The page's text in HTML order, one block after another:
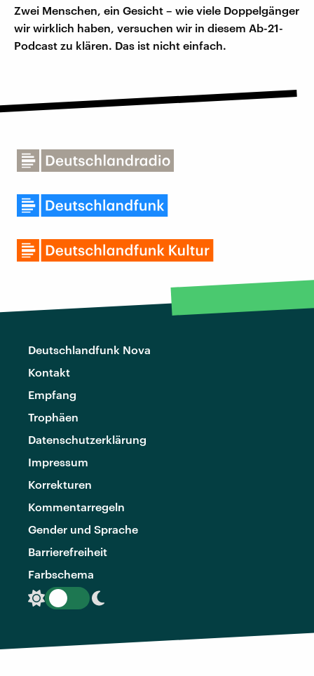
Zwei Menschen, ein Gesicht – wie viele Doppelgänger
wir wirklich haben, versuchen wir in diesem Ab-21-
Podcast zu klären. Das ist nicht einfach.
Deutschlandfunk Nova
Kontakt
Empfang
Trophäen
Datenschutzerklärung
Impressum
Korrekturen
Kommentarregeln
Gender und Sprache
Barrierefreiheit
Farbschema